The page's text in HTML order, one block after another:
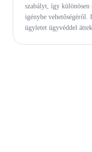
szabályt, így különösen
igénybe vehetőségéről.
ügyletet ügyvéddel